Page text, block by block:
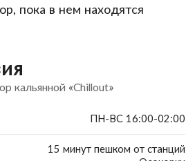
пока в нем находятся
кальянной «Chillout»
ПН-ВС 16:00-02:00
15 минут пешком от станций